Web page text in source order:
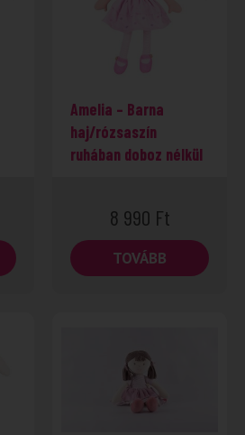
Amelia – Barna
haj/rózsaszín
ruhában doboz nélkül
8 990 Ft
TOVÁBB